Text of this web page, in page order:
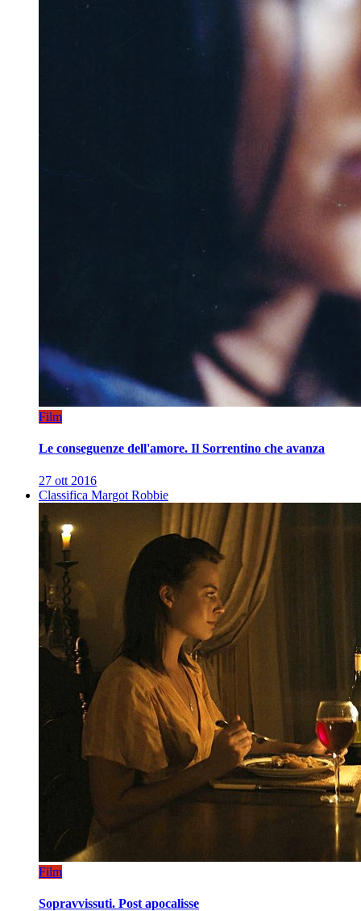
Film
Le conseguenze dell'amore. Il Sorrentino che avanza
27 ott 2016
Classifica Margot Robbie
Film
Sopravvissuti. Post apocalisse